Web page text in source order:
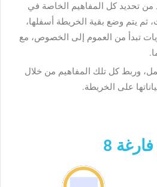
من تحديد كل المفاهيم الخاصة في
ثم يتم وضع بقية الخريطة أسفلها،
تبدأ من العموم إلى الخصوص، مع
وربط كل تلك المفاهيم من خلال
على الخريطة.
8